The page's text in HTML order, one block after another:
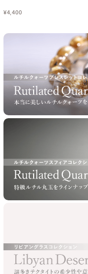
¥4,400